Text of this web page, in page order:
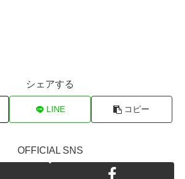
シェアする
LINE コピー
OFFICIAL SNS